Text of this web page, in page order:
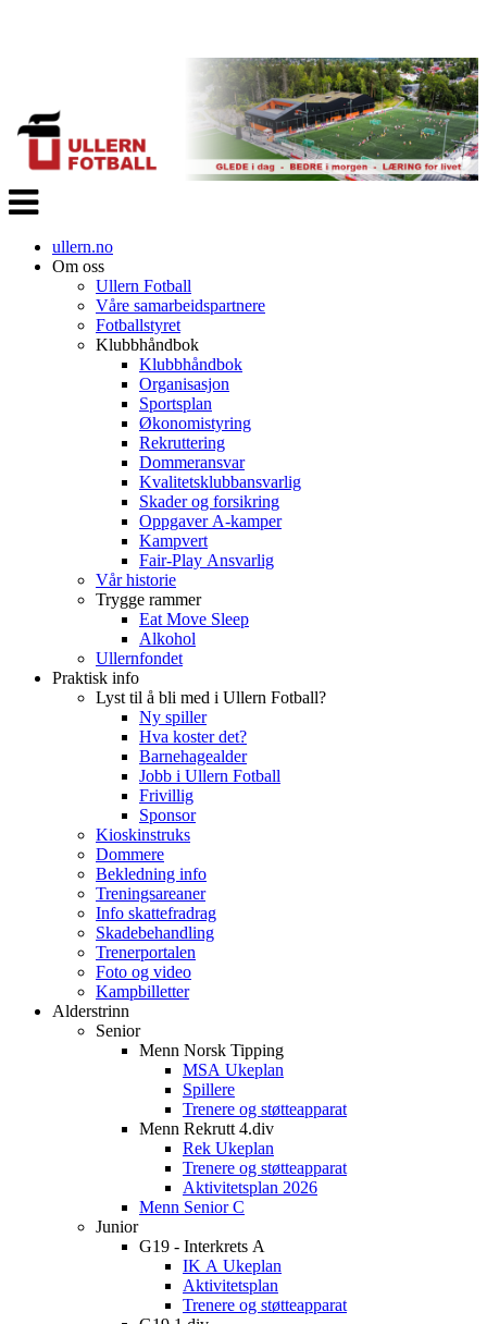
Veksle
navigasjon
ullern.no
Om oss
Ullern Fotball
Våre samarbeidspartnere
Fotballstyret
Klubbhåndbok
Klubbhåndbok
Organisasjon
Sportsplan
Økonomistyring
Rekruttering
Dommeransvar
Kvalitetsklubbansvarlig
Skader og forsikring
Oppgaver A-kamper
Kampvert
Fair-Play Ansvarlig
Vår historie
Trygge rammer
Eat Move Sleep
Alkohol
Ullernfondet
Praktisk info
Lyst til å bli med i Ullern Fotball?
Ny spiller
Hva koster det?
Barnehagealder
Jobb i Ullern Fotball
Frivillig
Sponsor
Kioskinstruks
Dommere
Bekledning info
Treningsareaner
Info skattefradrag
Skadebehandling
Trenerportalen
Foto og video
Kampbilletter
Alderstrinn
Senior
Menn Norsk Tipping
MSA Ukeplan
Spillere
Trenere og støtteapparat
Menn Rekrutt 4.div
Rek Ukeplan
Trenere og støtteapparat
Aktivitetsplan 2026
Menn Senior C
Junior
G19 - Interkrets A
IK A Ukeplan
Aktivitetsplan
Trenere og støtteapparat